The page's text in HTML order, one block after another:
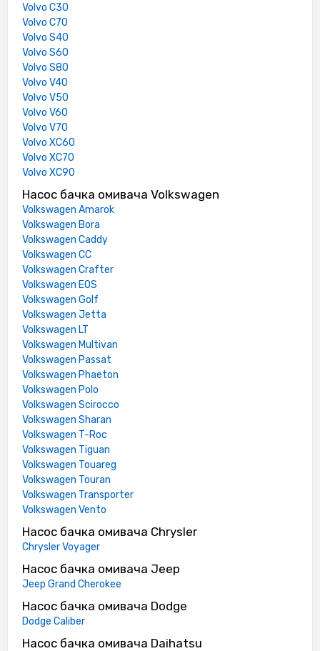
Volvo C30
Volvo C70
Volvo S40
Volvo S60
Volvo S80
Volvo V40
Volvo V50
Volvo V60
Volvo V70
Volvo XC60
Volvo XC70
Volvo XC90
Насос бачка омивача Volkswagen
Volkswagen Amarok
Volkswagen Bora
Volkswagen Caddy
Volkswagen CC
Volkswagen Crafter
Volkswagen EOS
Volkswagen Golf
Volkswagen Jetta
Volkswagen LT
Volkswagen Multivan
Volkswagen Passat
Volkswagen Phaeton
Volkswagen Polo
Volkswagen Scirocco
Volkswagen Sharan
Volkswagen T-Roc
Volkswagen Tiguan
Volkswagen Touareg
Volkswagen Touran
Volkswagen Transporter
Volkswagen Vento
Насос бачка омивача Chrysler
Chrysler Voyager
Насос бачка омивача Jeep
Jeep Grand Cherokee
Насос бачка омивача Dodge
Dodge Caliber
Насос бачка омивача Daihatsu